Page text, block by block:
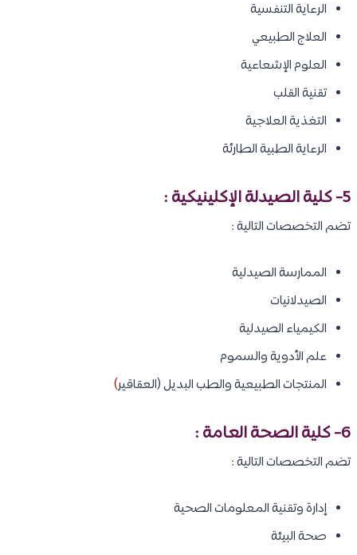
الرعاية التنفسية
العلاج الطبيعي
العلوم الإشعاعية
تقنية القلب
التغذية العلاجية
الرعاية الطبية الطارئة
5- كلية الصيدلة الإكلينيكية :
تضم التخصصات التالية :
الممارسة الصيدلية
الصيدلانيات
الكيمياء الصيدلية
علم الأدوية والسموم
المنتجات الطبيعية والطب البديل (العقاقير)
6- كلية الصحة العامة :
تضم التخصصات التالية :
إدارة وتقنية المعلومات الصحية
صحة البيئة